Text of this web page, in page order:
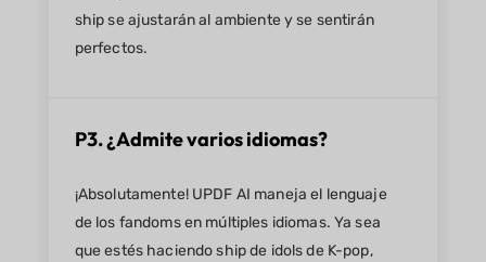
ship se ajustarán al ambiente y se sentirán
perfectos.
P3. ¿Admite varios idiomas?
¡Absolutamente! UPDF AI maneja el lenguaje
de los fandoms en múltiples idiomas. Ya sea
que estés haciendo ship de idols de K-pop,